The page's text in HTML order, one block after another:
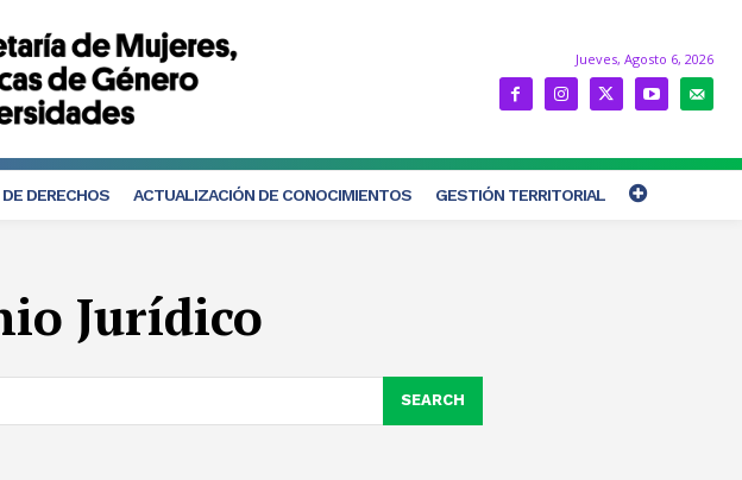
Jueves, Agosto 6, 2026
DERECHOS ACTUALIZACIÓN DE CONOCIMIENTOS GESTIÓN TERRITORIAL
Jurídico
SEARCH